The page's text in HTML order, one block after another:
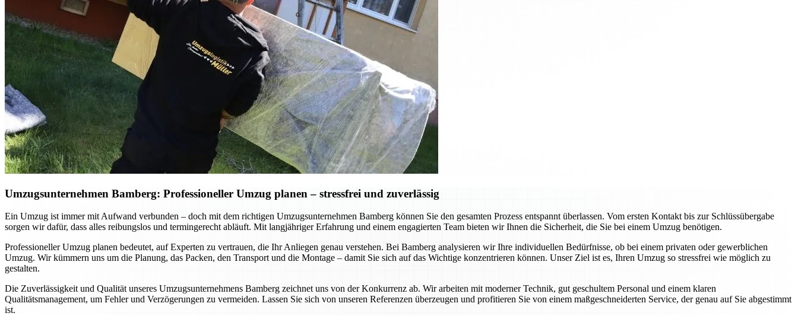
Umzugsunternehmen Bamberg: Professioneller Umzug planen – stressfrei und zuverlässig
Ein Umzug ist immer mit Aufwand verbunden – doch mit dem richtigen Umzugsunternehmen Bamberg können Sie den gesamten Prozess entspannt überlassen. Vom ersten Kontakt bis zur Schlüssübergabe
sorgen wir dafür, dass alles reibungslos und termingerecht abläuft. Mit langjähriger Erfahrung und einem engagierten Team bieten wir Ihnen die Sicherheit, die Sie bei einem Umzug benötigen.
Professioneller Umzug planen bedeutet, auf Experten zu vertrauen, die Ihr Anliegen genau verstehen. Bei Bamberg analysieren wir Ihre individuellen Bedürfnisse, ob bei einem privaten oder gewerblichen
Umzug. Wir kümmern uns um die Planung, das Packen, den Transport und die Montage – damit Sie sich auf das Wichtige konzentrieren können. Unser Ziel ist es, Ihren Umzug so stressfrei wie möglich zu
gestalten.
Die Zuverlässigkeit und Qualität unseres Umzugsunternehmens Bamberg zeichnet uns von der Konkurrenz ab. Wir arbeiten mit moderner Technik, gut geschultem Personal und einem klaren
Qualitätsmanagement, um Fehler und Verzögerungen zu vermeiden. Lassen Sie sich von unseren Referenzen überzeugen und profitieren Sie von einem maßgeschneiderten Service, der genau auf Sie abgestimmt
ist.